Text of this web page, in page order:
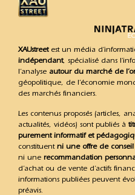
XAUstreetest un média
indépendant, spécialisé dans
l’analyse autour du marché de l’or
géopolitique, de l’économie
des marchés financiers.
Les contenus proposés (articles,
actualités, vidéos) sont publiés à
purement informatif et
constituent ni une offre de
ni une recommandation
d’achat ou de vente d’actifs
informations publiées peuvent
préavis.